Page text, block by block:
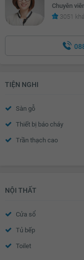
Chuyên
3051
TIỆN NGHI
Sàn gỗ
Thiết bị báo cháy
Trần thạch cao
NỘI THẤT
Cửa sổ
Tủ bếp
Toilet